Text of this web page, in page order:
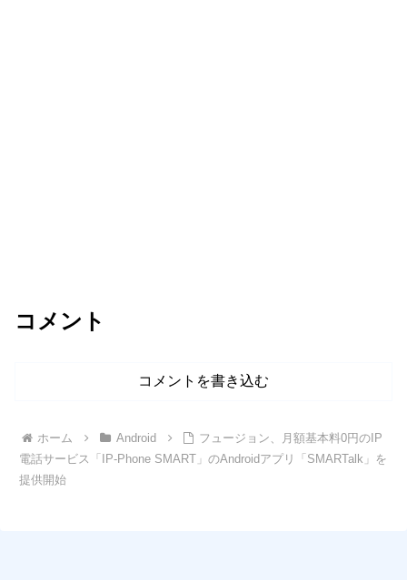
コメント
コメントを書き込む
ホーム Android
フュージョン、月額基本料0円のIP
電話サービス「IP-Phone SMART」のAndroidアプリ「SMARTalk」を
提供開始